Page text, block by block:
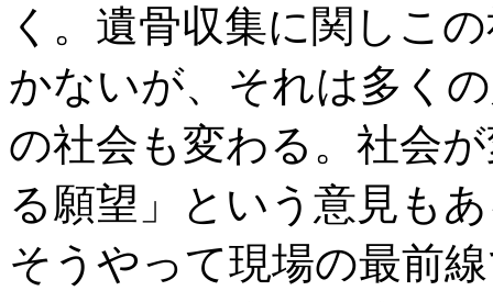
く。遺骨収集に関しこ
かないが、それは多く
の社会も変わる。社会
る願望」という意見も
そうやって現場の最前